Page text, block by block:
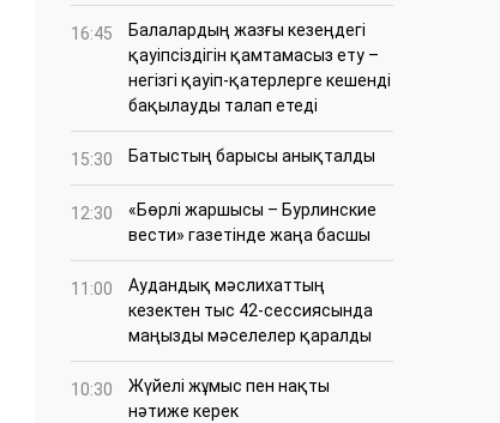
16:45
Балалардың жазғы кезеңдегі
қауіпсіздігін қамтамасыз ету –
негізгі қауіп-қатерлерге кешенді
бақылауды талап етеді
15:30 Батыстың барысы анықталды
12:30
«Бөрлі жаршысы – Бурлинские
вести» газетінде жаңа басшы
11:00
Аудандық мәслихаттың
кезектен тыс 42-сессиясында
маңызды мәселелер қаралды
10:30
Жүйелі жұмыс пен нақты
нәтиже керек